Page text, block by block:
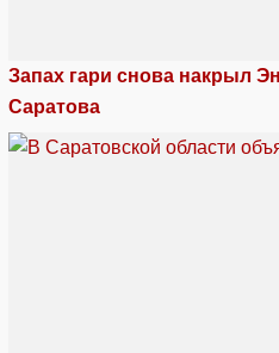
Запах гари снова накрыл
Саратова